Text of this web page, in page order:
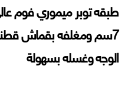
طبقه توبر ميموري فوم
7سم ومغلفه بقماش
الوجه وغسله بسهولة